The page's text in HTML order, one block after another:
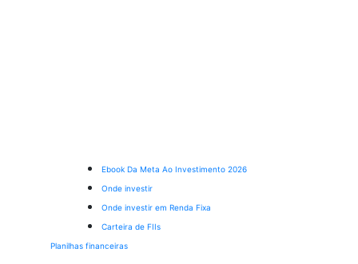
Ebook Da Meta Ao Investimento 2026
Onde investir
Onde investir em Renda Fixa
Carteira de FIIs
Planilhas financeiras